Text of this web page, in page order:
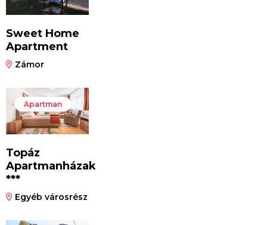
Sweet Home
Apartment
Zámor
Apartman
Topáz
Apartmanházak
***
Egyéb városrész